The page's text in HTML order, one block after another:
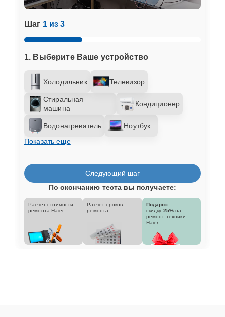
Шаг 1 из 3
1. Выберите Ваше устройство
Холодильник Телевизор
Стиральная
машина
Кондиционер
Водонагреватель
Ноутбук
Показать еще
Следующий шаг
По окончанию теста вы получаете:
Расчет стоимости
ремонта Haier
Расчет сроков
ремонта
Подарок:
скидку 25% на
ремонт техники
Haier